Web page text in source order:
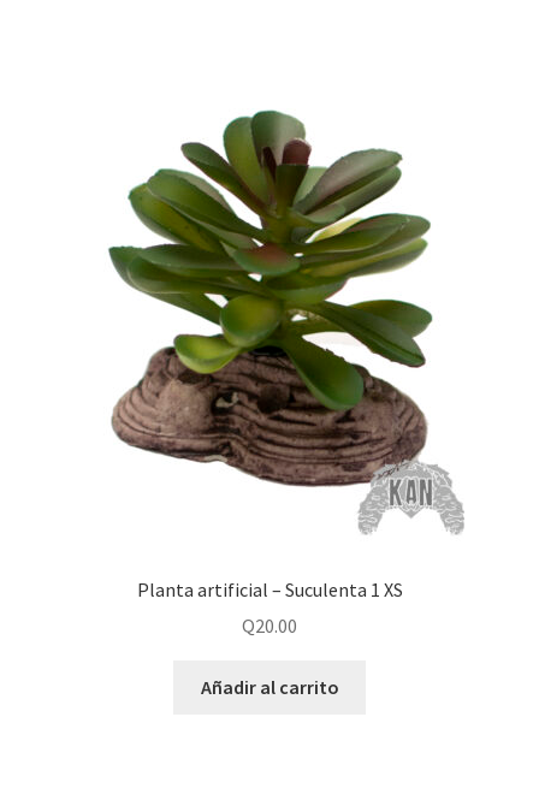
Planta artificial – Suculenta 1 XS
Q20.00
Añadir al carrito